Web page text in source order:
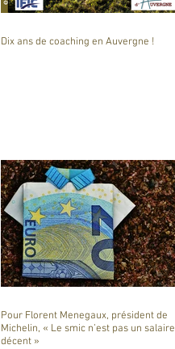
Dix ans de coaching en Auvergne !
Pour Florent Menegaux, président de
Michelin, « Le smic n’est pas un salaire
décent »